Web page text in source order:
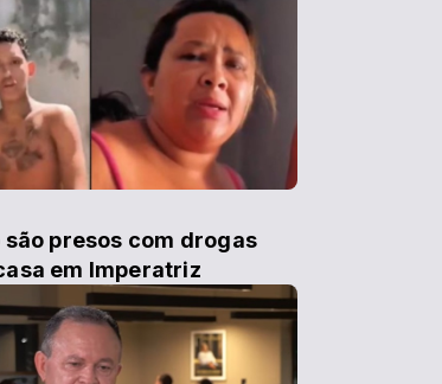
são presos com drogas
em Imperatriz